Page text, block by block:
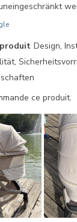
Design,
ce produit.